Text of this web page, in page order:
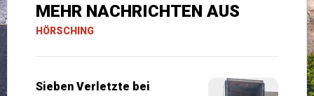
MEHR NACHRICHTEN AUS
HÖRSCHING
Sieben Verletzte bei